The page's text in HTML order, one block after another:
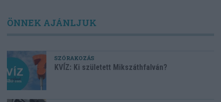
ÖNNEK AJÁNLJUK
SZÓRAKOZÁS
KVÍZ: Ki született Mikszáthfalván?